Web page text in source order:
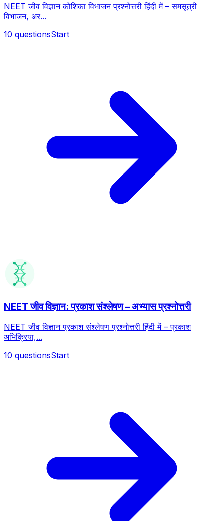
NEET जीव विज्ञान कोशिका विभाजन प्रश्नोत्तरी हिंदी में – समसूत्री
विभाजन, अर...
10 questionsStart
NEET जीव विज्ञान: प्रकाश संश्लेषण – अभ्यास प्रश्नोत्तरी
NEET जीव विज्ञान प्रकाश संश्लेषण प्रश्नोत्तरी हिंदी में – प्रकाश
अभिक्रिया,...
10 questionsStart